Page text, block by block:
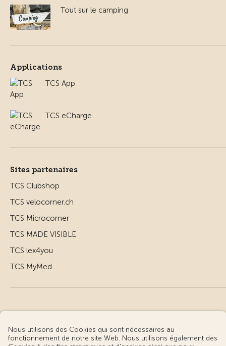
Tout sur le camping
Applications
TCS App
TCS eCharge
Sites partenaires
TCS Clubshop
TCS velocorner.ch
TCS Microcorner
TCS MADE VISIBLE
TCS lex4you
TCS MyMed